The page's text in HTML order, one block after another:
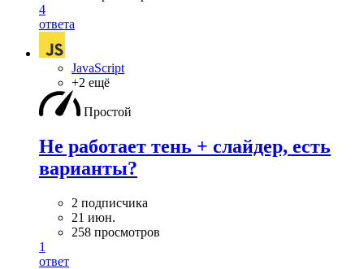
4
ответа
JavaScript
+2 ещё
Простой
Не работает тень + слайдер, есть
варианты?
2 подписчика
21 июн.
258 просмотров
1
ответ